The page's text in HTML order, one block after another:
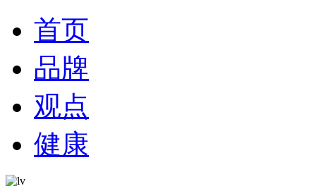
首页
品牌
观点
健康